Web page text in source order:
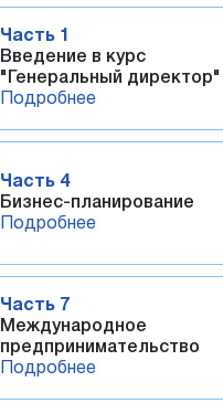
Часть 1
Введение в курс
"Генеральный директор"
Подробнее
Часть 4
Бизнес-планирование
Подробнее
Часть 7
Международное
предпринимательство
Подробнее